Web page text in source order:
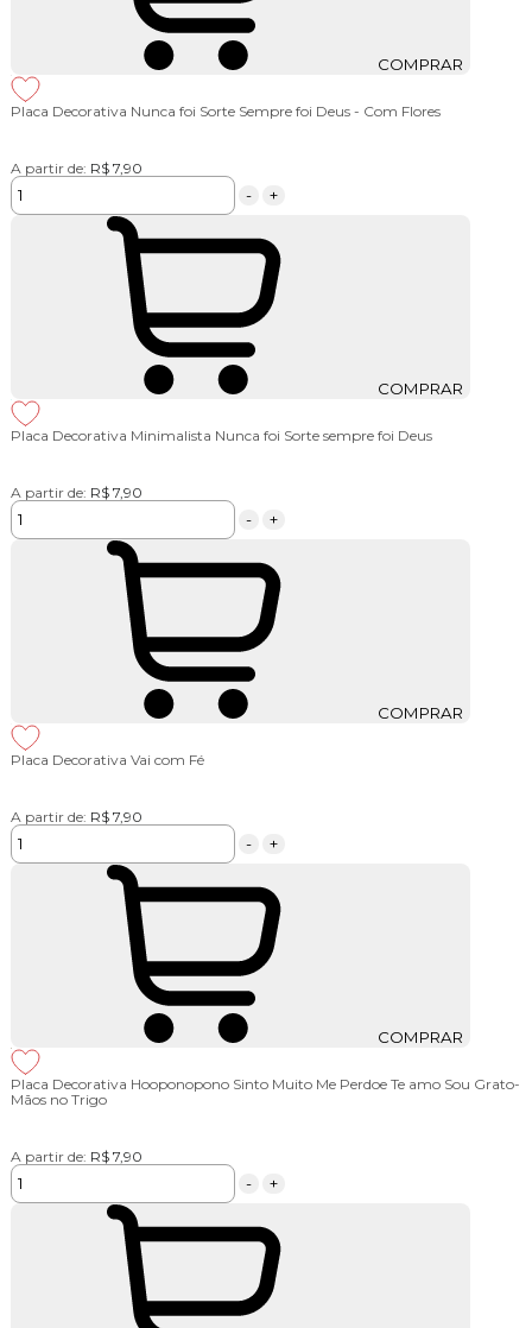
COMPRAR
Placa Decorativa Nunca foi Sorte Sempre foi Deus - Com Flores
A partir de: R$ 7,90
- +
COMPRAR
Placa Decorativa Minimalista Nunca foi Sorte sempre foi Deus
A partir de: R$ 7,90
- +
COMPRAR
Placa Decorativa Vai com Fé
A partir de: R$ 7,90
- +
COMPRAR
Placa Decorativa Hooponopono Sinto Muito Me Perdoe Te amo Sou Grato-
Mãos no Trigo
A partir de: R$ 7,90
- +